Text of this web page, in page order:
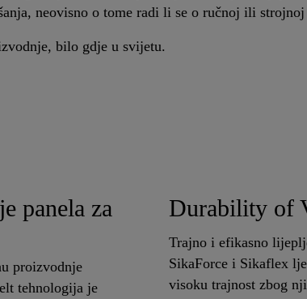
neovisno o tome radi li se o ručnoj ili
bilo gdje u svijetu.
panela za
proizvodnje
tehnologija je
Durability of
Trajno i efikasno
SikaForce i Sikaflex
visoku trajnost zbog